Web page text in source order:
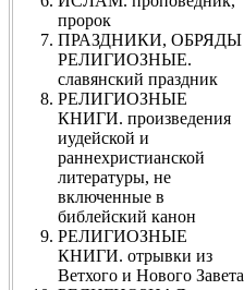
пророк
ПРАЗДНИКИ, ОБРЯДЫ
РЕЛИГИОЗНЫЕ.
славянский праздник
РЕЛИГИОЗНЫЕ
КНИГИ. произведения
иудейской и
раннехристианской
литературы, не
включенные в
библейский канон
РЕЛИГИОЗНЫЕ
КНИГИ. отрывки из
Ветхого и Нового Завета